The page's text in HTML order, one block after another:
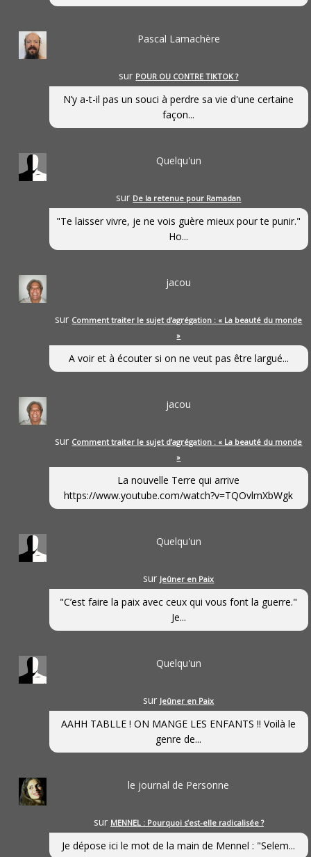
Pascal Lamachère
sur POUR OU CONTRE TIKTOK ?
N’y a-t-il pas un souci à perdre sa vie d'une certaine
façon...
Quelqu'un
sur De la retenue pour Ramadan
"Te laisser vivre, je ne vois guère mieux pour te punir."
Ho...
jacou
sur Comment traiter le sujet d’agrégation : « La beauté du monde
»
A voir et à écouter si on ne veut pas être largué...
jacou
sur Comment traiter le sujet d’agrégation : « La beauté du monde
»
La nouvelle Terre qui arrive
https://www.youtube.com/watch?v=TQOvlmXbWgk
Quelqu'un
sur Jeûner en Paix
"C’est faire la paix avec ceux qui vous font la guerre."
Je...
Quelqu'un
sur Jeûner en Paix
AAHH TABLLE ! ON MANGE LES ENFANTS !! Voilà le
genre de...
le journal de Personne
sur MENNEL : Pourquoi s’est-elle radicalisée ?
Je dépose ici le mot de la main de Mennel : "Selem...